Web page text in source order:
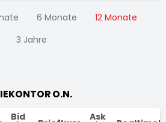
6 Monate
12 Monate
3 Jahre
O.N.
Bid Ask